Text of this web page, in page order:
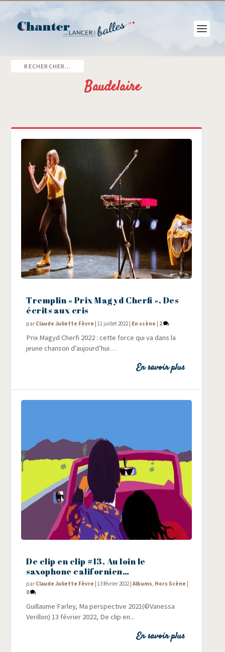
Baudelaire
Tremplin « Prix Magyd Cherfi », Des
écrits aux cris
par Claude Juliette Fèvre | 11 juillet 2022 | En scène | 2
Prix Magyd Cher­fi 2022 : cette force qui va dans la
jeune chan­son d’aujourd’hui…
En savoir plus
De clip en clip #13, Au loin le
saxophone californien…
par Claude Juliette Fèvre |13 février 2022|Albums, Hors Scène
0
Guillaume Far­ley, Ma pers­pec­tive 2021(©Vanessa
Verillon) 13 février 2022, De clip en...
En savoir plus